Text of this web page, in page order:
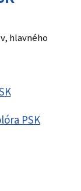
hlavného
PSK